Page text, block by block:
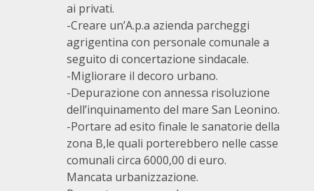
ai privati.
-Creare un’A.p.a azienda parcheggi
agrigentina con personale comunale a
seguito di concertazione sindacale.
-Migliorare il decoro urbano.
-Depurazione con annessa risoluzione
dell’inquinamento del mare San Leonino.
-Portare ad esito finale le sanatorie della
zona B,le quali porterebbero nelle casse
comunali circa 6000,00 di euro.
Mancata urbanizzazione.